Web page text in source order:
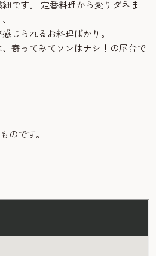
です。 定番料理から変りダネま
じられるお料理ばかり。
寄ってみてソンはナシ！の屋台で
のです。